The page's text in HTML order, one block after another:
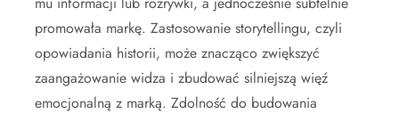
promowała markę. Zastosowanie storytellingu, czyli
opowiadania historii, może znacząco zwiększyć
zaangażowanie widza i zbudować silniejszą więź
emocjonalną z marką. Zdolność do budowania